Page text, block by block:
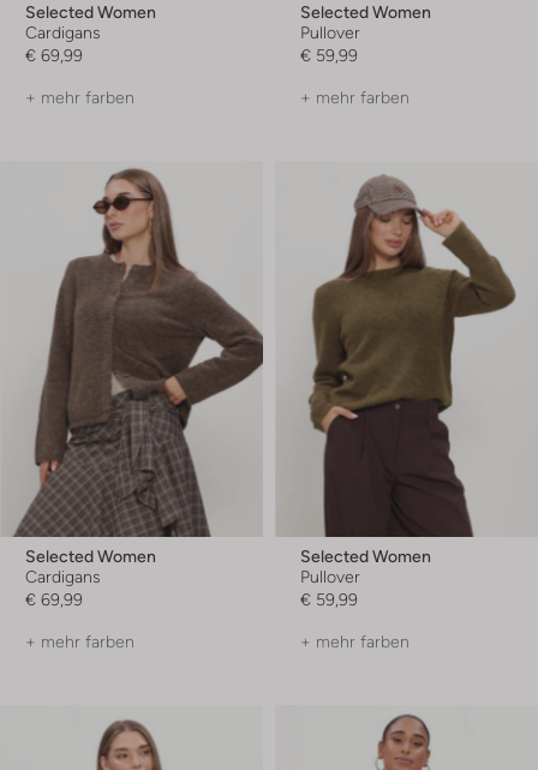
Selected Women
Cardigans
€ 69,99
+ mehr farben
Selected Women
Pullover
€ 59,99
+ mehr farben
Selected Women
Cardigans
€ 69,99
+ mehr farben
Selected Women
Pullover
€ 59,99
+ mehr farben